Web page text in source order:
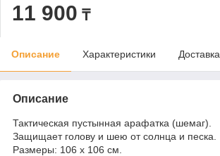
11 900 ₸
Описание Характеристики Доставка
Описание
Тактическая пустынная арафатка (шемаг).
Защищает голову и шею от солнца и песка.
Размеры: 106 х 106 см.